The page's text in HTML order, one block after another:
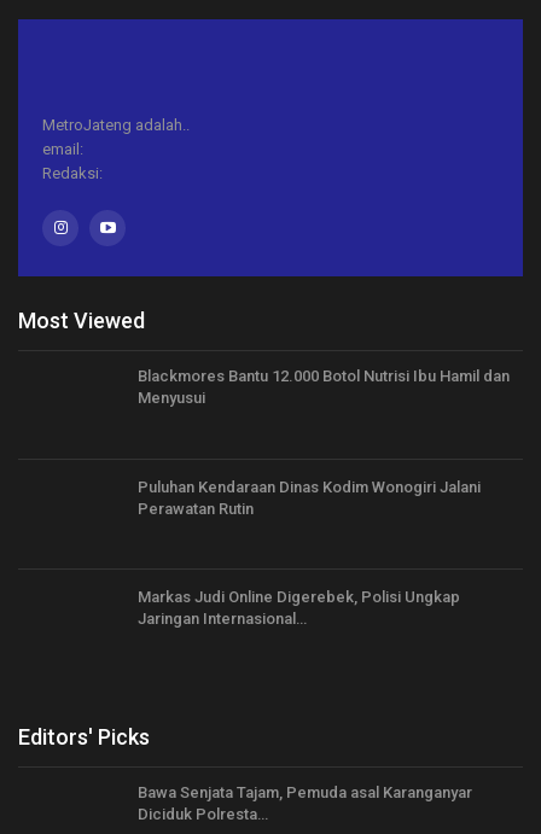
MetroJateng adalah..
email:
Redaksi:
Most Viewed
Blackmores Bantu 12.000 Botol Nutrisi Ibu Hamil dan
Menyusui
Puluhan Kendaraan Dinas Kodim Wonogiri Jalani
Perawatan Rutin
Markas Judi Online Digerebek, Polisi Ungkap
Jaringan Internasional…
Editors' Picks
Bawa Senjata Tajam, Pemuda asal Karanganyar
Diciduk Polresta…